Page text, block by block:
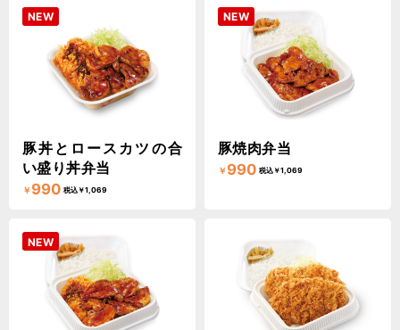
NEW
豚丼とロースカツの合
い盛り丼弁当
￥ 990 税込￥1,069
NEW
豚焼肉弁当
￥ 990 税込￥1,069
NEW